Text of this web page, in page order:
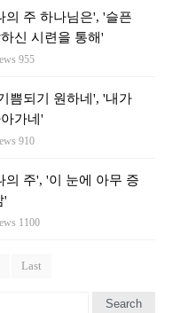
의 주 하나님은', '슬픈
신 시련을 통해'
955
쁨되기 원하네', '내가
가네'
910
의 주', '이 눈에 아무 증
'
1100
Last
Search